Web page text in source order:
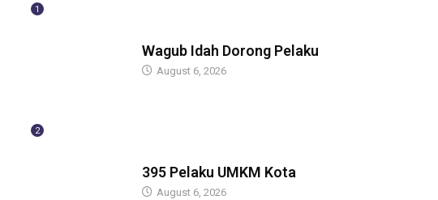
1
Wagub Idah Dorong Pelaku
August 6, 2026
2
395 Pelaku UMKM Kota
August 6, 2026